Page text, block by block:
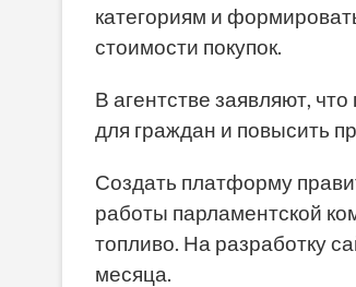
категориям и
стоимости покупок.
В агентстве заявляют,
для граждан и повысить
Создать платформу
работы парламентской
топливо. На разработку
месяца.